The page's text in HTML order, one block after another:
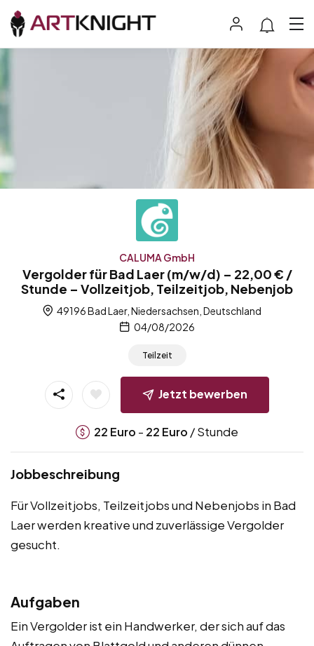
CALUMA GmbH
Vergolder für Bad Laer (m/w/d) – 22,00 € /
Stunde – Vollzeitjob, Teilzeitjob, Nebenjob
49196 Bad Laer, Niedersachsen, Deutschland
04/08/2026
Teilzeit
Jetzt bewerben
22 Euro - 22 Euro / Stunde
Jobbeschreibung
Für Vollzeitjobs, Teilzeitjobs und Nebenjobs in Bad
Laer werden kreative und zuverlässige Vergolder
gesucht.
Aufgaben
Ein Vergolder ist ein Handwerker, der sich auf das